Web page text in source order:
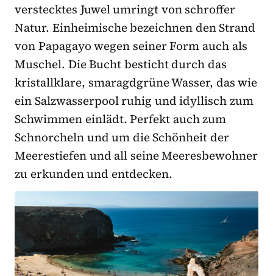
verstecktes Juwel umringt von schroffer
Natur. Einheimische bezeichnen den Strand
von Papagayo wegen seiner Form auch als
Muschel. Die Bucht besticht durch das
kristallklare, smaragdgrüne Wasser, das wie
ein Salzwasserpool ruhig und idyllisch zum
Schwimmen einlädt. Perfekt auch zum
Schnorcheln und um die Schönheit der
Meerestiefen und all seine Meeresbewohner
zu erkunden und entdecken.